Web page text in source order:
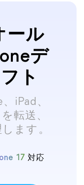
ール
デ
ト
iPad、
転送、
ます。
17 対応